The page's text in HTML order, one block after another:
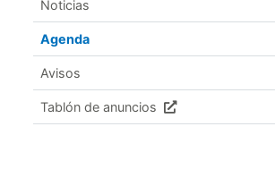
Noticias
Agenda
Avisos
Tablón de anuncios